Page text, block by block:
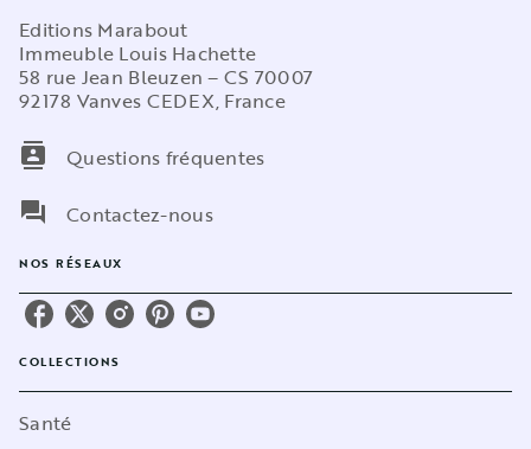
Editions Marabout
Immeuble Louis Hachette
58 rue Jean Bleuzen – CS 70007
92178 Vanves CEDEX, France
contacts
Questions fréquentes
question_answer
Contactez-nous
NOS RÉSEAUX
COLLECTIONS
Santé